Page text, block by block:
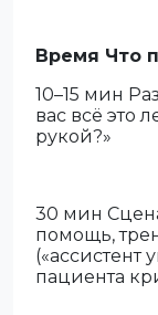
Время Что
10–15 мин
вас всё это
рукой?»
30 мин
помощь,
(«ассистент
пациента